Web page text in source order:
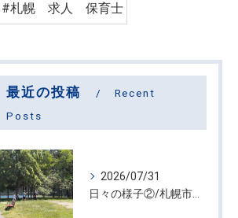
#札幌 求人 保育士
最近の投稿
Recent
Posts
2026/07/31